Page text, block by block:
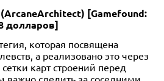
[Gamefound:
долларов]
которая посвящена
а реализовано это через
карт строений перед
важно следить за соседними